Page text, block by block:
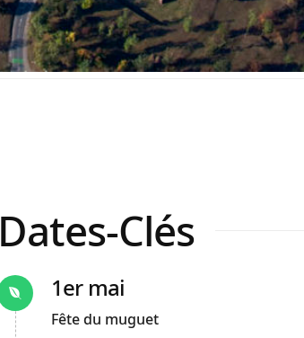
Dates-Clés
1er mai
Fête du muguet